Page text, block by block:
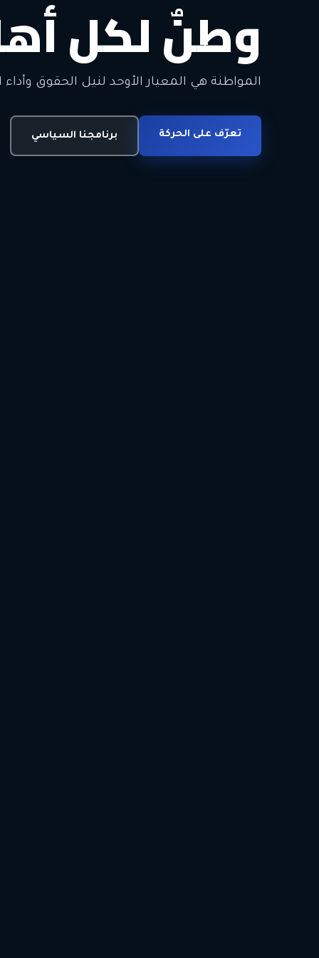
وطنٌ لكل
المواطنة هي المعيار الأوحد لنيل الحقوق وأداء
تعرّف على الحركة برنامجنا السياسي
معاً من أجل
الحرية • الوحدة • السلام • الديمقراطية
انضم للحركة اتصل بنا